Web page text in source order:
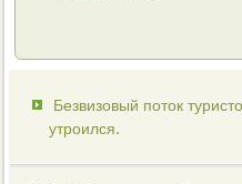
Безвизовый поток
утроился.